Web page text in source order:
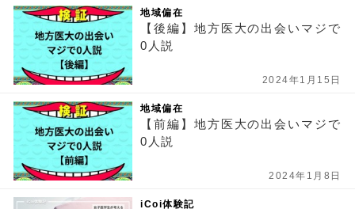
地域偏在
【後編】地方医大の出会いマジで
0人説
2024年1月15日
地域偏在
【前編】地方医大の出会いマジで
0人説
2024年1月8日
iCoi体験記